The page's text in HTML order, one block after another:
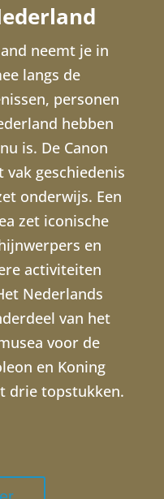
neemt je in
langs de
personen
hebben
is. De Canon
geschiedenis
onderwijs. Een
zet iconische
en
activiteiten
Nederlands
van het
voor de
en Koning
drie topstukken.